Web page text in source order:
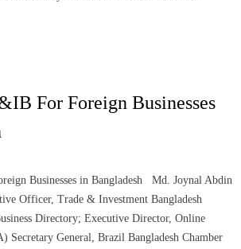
For Foreign Businesses
Businesses in Bangladesh Md. Joynal Abdin
Officer, Trade & Investment Bangladesh
Directory; Executive Director, Online
Secretary General, Brazil Bangladesh Chamber